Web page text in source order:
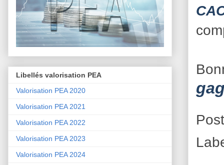
Libellés valorisation PEA
Valorisation PEA 2020
Valorisation PEA 2021
Valorisation PEA 2022
Valorisation PEA 2023
Valorisation PEA 2024